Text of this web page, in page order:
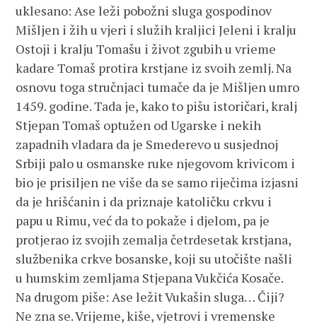
uklesano: Ase leži pobožni sluga gospodinov
Mišljen i žih u vjeri i služih kraljici Jeleni i kralju
Ostoji i kralju Tomašu i život zgubih u vrieme
kadare Tomaš protira krstjane iz svoih zemlj. Na
osnovu toga stručnjaci tumače da je Mišljen umro
1459. godine. Tada je, kako to pišu istoričari, kralj
Stjepan Tomaš optužen od Ugarske i nekih
zapadnih vladara da je Smederevo u susjednoj
Srbiji palo u osmanske ruke njegovom krivicom i
bio je prisiljen ne više da se samo riječima izjasni
da je hrišćanin i da priznaje katoličku crkvu i
papu u Rimu, već da to pokaže i djelom, pa je
protjerao iz svojih zemalja četrdesetak krstjana,
službenika crkve bosanske, koji su utočište našli
u humskim zemljama Stjepana Vukčića Kosače.
Na drugom piše: Ase ležit Vukašin sluga… Čiji?
Ne zna se. Vrijeme, kiše, vjetrovi i vremenske